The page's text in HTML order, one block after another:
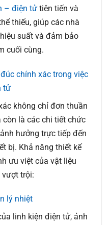
– điện tử tiên tiến và
thiếu, giúp các nhà
suất và đảm bảo
cuối cùng.
chính xác trong việc
tử
không chỉ đơn thuần
còn là các chi tiết chức
hưởng trực tiếp đến
bị. Khả năng thiết kế
ưu việt của vật liệu
vượt trội:
lý nhiệt
linh kiện điện tử, ảnh